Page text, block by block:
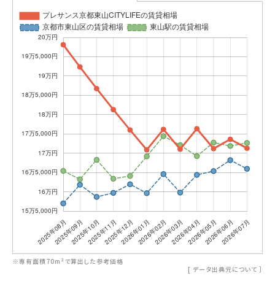
※専有面積70m²で算出した参考価格
[ データ出典元について ］